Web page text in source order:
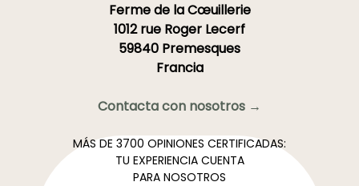
Ferme de la Cœuillerie
1012 rue Roger Lecerf
59840 Premesques
Francia
Contacta con nosotros →
MÁS DE 3700 OPINIONES CERTIFICADAS:
TU EXPERIENCIA CUENTA
PARA NOSOTROS